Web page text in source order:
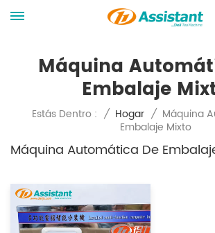
Máquina
Embalaje
Estás Dentro : / Hogar / Máquina
Embalaje Mixto
Máquina Automática De